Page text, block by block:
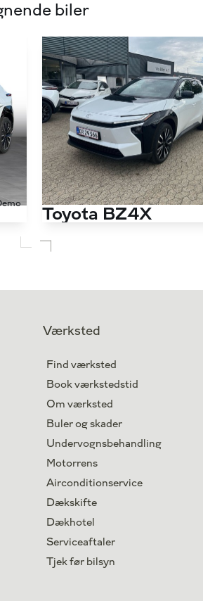
biler
El
Toyota BZ4X
Lokation
Værksted
Find værksted
Book værkstedstid
Om værksted
Buler og skader
Undervognsbehandling
Motorrens
Airconditionservice
Dækskifte
Dækhotel
Serviceaftaler
Tjek før bilsyn